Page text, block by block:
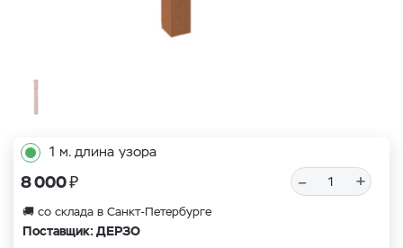
1 м. длина узора
8 000₽ – +
🚚 со склада в Санкт-Петербурге
Поставщик: ДЕРЗО